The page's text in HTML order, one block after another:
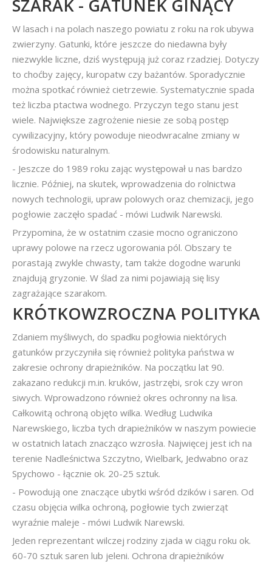
SZARAK - GATUNEK GINĄCY
W lasach i na polach naszego powiatu z roku na rok ubywa
zwierzyny. Gatunki, które jeszcze do niedawna były
niezwykle liczne, dziś występują już coraz rzadziej. Dotyczy
to choćby zajęcy, kuropatw czy bażantów. Sporadycznie
można spotkać również cietrzewie. Systematycznie spada
też liczba ptactwa wodnego. Przyczyn tego stanu jest
wiele. Największe zagrożenie niesie ze sobą postęp
cywilizacyjny, który powoduje nieodwracalne zmiany w
środowisku naturalnym.
- Jeszcze do 1989 roku zając występował u nas bardzo
licznie. Później, na skutek, wprowadzenia do rolnictwa
nowych technologii, upraw polowych oraz chemizacji, jego
pogłowie zaczęło spadać - mówi Ludwik Narewski.
Przypomina, że w ostatnim czasie mocno ograniczono
uprawy polowe na rzecz ugorowania pól. Obszary te
porastają zwykle chwasty, tam także dogodne warunki
znajdują gryzonie. W ślad za nimi pojawiają się lisy
zagrażające szarakom.
KRÓTKOWZROCZNA POLITYKA
Zdaniem myśliwych, do spadku pogłowia niektórych
gatunków przyczyniła się również polityka państwa w
zakresie ochrony drapieżników. Na początku lat 90.
zakazano redukcji m.in. kruków, jastrzębi, srok czy wron
siwych. Wprowadzono również okres ochronny na lisa.
Całkowitą ochroną objęto wilka. Według Ludwika
Narewskiego, liczba tych drapieżników w naszym powiecie
w ostatnich latach znacząco wzrosła. Najwięcej jest ich na
terenie Nadleśnictwa Szczytno, Wielbark, Jedwabno oraz
Spychowo - łącznie ok. 20-25 sztuk.
- Powodują one znaczące ubytki wśród dzików i saren. Od
czasu objęcia wilka ochroną, pogłowie tych zwierząt
wyraźnie maleje - mówi Ludwik Narewski.
Jeden reprezentant wilczej rodziny zjada w ciągu roku ok.
60-70 sztuk saren lub jeleni. Ochrona drapieżników